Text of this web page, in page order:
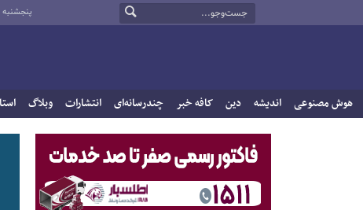
پنجشنبه ۱۵ مرداد ۱۴۰۵
هوش مصنوعی اندیشه دین کافه خبر چندرسانه‌ای انتشارات وبلاگ